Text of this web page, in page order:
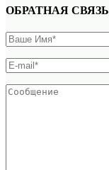
ОБРАТНАЯ СВЯЗЬ